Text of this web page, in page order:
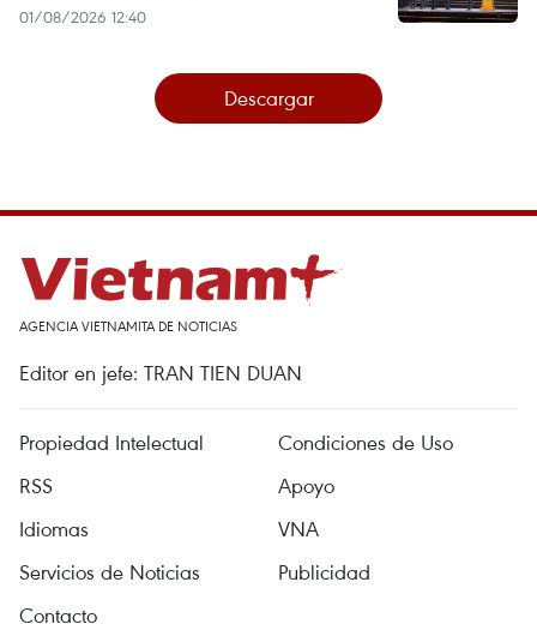
01/08/2026 12:40
Descargar
AGENCIA VIETNAMITA DE NOTICIAS
Editor en jefe: TRAN TIEN DUAN
Propiedad Intelectual
Condiciones de Uso
RSS
Apoyo
Idiomas
VNA
Servicios de Noticias
Publicidad
Contacto